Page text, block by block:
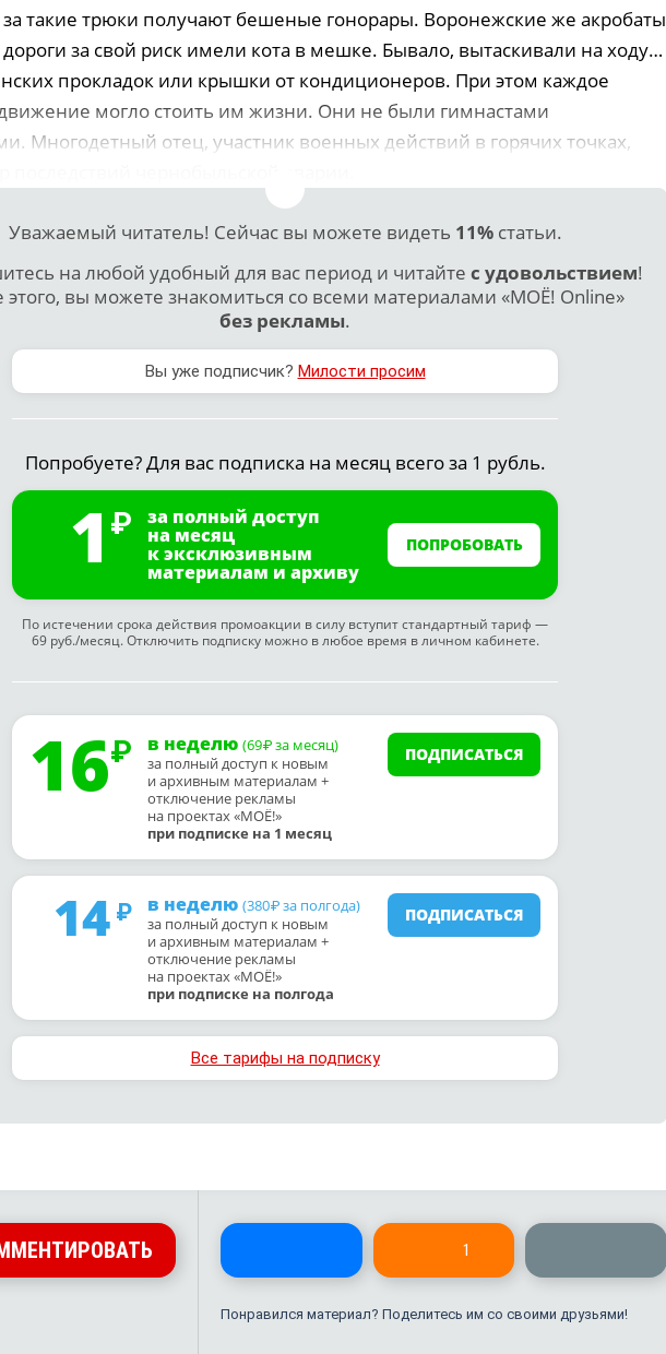
за такие трюки получают бешеные гонорары. Воронежские же акробаты
за свой риск имели кота в мешке. Бывало, вытаскивали на ходу…
прокладок или крышки от кондиционеров. При этом каждое
могло стоить им жизни. Они не были гимнастами
Многодетный отец, участник военных действий в горячих точках,
Уважаемый читатель! Сейчас вы можете видеть 11%статьи.
на любой удобный для вас период и читайте с удовольствием!
этого, вы можете знакомиться со всеми материалами «МОЁ! Online»
без рекламы.
Вы уже подписчик? Милости просим
Попробуете? Для вас подписка на месяц всего за 1 рубль.
1 за полный доступ
на месяц
к эксклюзивным
материалам и архиву
ПОПРОБОВАТЬ
По истечении срока действия промоакции в силу вступит стандартный тариф —
69 руб./месяц. Отключить подписку можно в любое время в личном кабинете.
16 в неделю (69₽ за месяц)
за полный доступ к новым
и архивным материалам +
отключение рекламы
на проектах «МОЁ!»
при подписке на 1 месяц
ПОДПИСАТЬСЯ
14 в неделю (380₽ за полгода)
за полный доступ к новым
и архивным материалам +
отключение рекламы
на проектах «МОЁ!»
при подписке на полгода
ПОДПИСАТЬСЯ
Все тарифы на подписку
1
Понравился материал? Поделитесь им со своими друзьями!